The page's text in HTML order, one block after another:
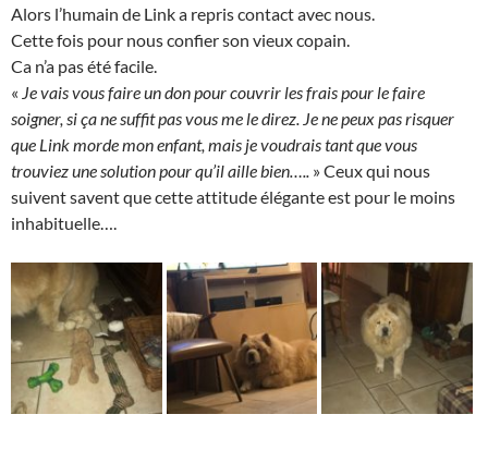
Alors l’humain de Link a repris contact avec nous.
Cette fois pour nous confier son vieux copain.
Ca n’a pas été facile.
« Je vais vous faire un don pour couvrir les frais pour le faire
soigner, si ça ne suffit pas vous me le direz. Je ne peux pas risquer
que Link morde mon enfant, mais je voudrais tant que vous
trouviez une solution pour qu’il aille bien….. » Ceux qui nous
suivent savent que cette attitude élégante est pour le moins
inhabituelle….